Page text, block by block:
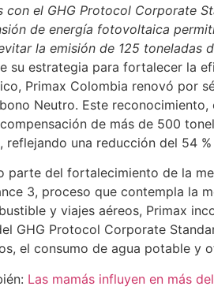
con el GHG Protocol Corporate
de energía fotovoltaica
la emisión de 125 toneladas
su estrategia para fortalecer la
Primax Colombia renovó por
Neutro. Este
de más de 500
reflejando una reducción del 54
parte del fortalecimiento de la
3, proceso que contempla la
y viajes aéreos, Primax
GHG Protocol Corporate
el consumo de agua potable y
Las mamás influyen en más